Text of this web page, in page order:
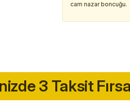
cam nazar boncuğu.
3 Taksit